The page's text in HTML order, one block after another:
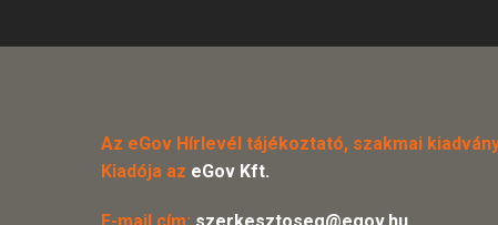
Az eGov Hírlevél tájékoztató, szakmai
Kiadója az eGov Kft.